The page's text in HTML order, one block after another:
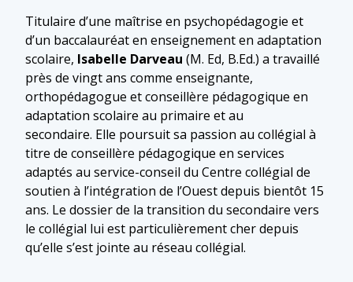
Titulaire d’une maîtrise en psychopédagogie et
d’un baccalauréat en enseignement en adaptation
scolaire, Isabelle Darveau (M. Ed, B.Ed.) a travaillé
près de vingt ans comme enseignante,
orthopédagogue et conseillère pédagogique en
adaptation scolaire au primaire et au
secondaire. Elle poursuit sa passion au collégial à
titre de conseillère pédagogique en services
adaptés au service-conseil du Centre collégial de
soutien à l’intégration de l’Ouest depuis bientôt 15
ans. Le dossier de la transition du secondaire vers
le collégial lui est particulièrement cher depuis
qu’elle s’est jointe au réseau collégial.